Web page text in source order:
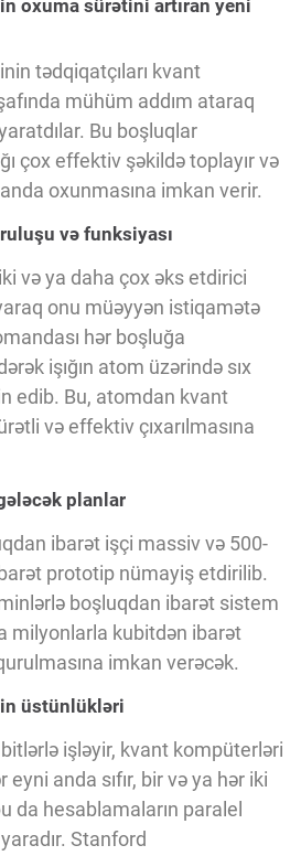
oxuma sürətini artıran yeni
tədqiqatçıları kvant
mühüm addım ataraq
Bu boşluqlar
çox effektiv şəkildə toplayır və
oxunmasına imkan verir.
və funksiyası
və ya daha çox əks etdirici
onu müəyyən istiqamətə
hər boşluğa
işığın atom üzərində sıx
edib. Bu, atomdan kvant
və effektiv çıxarılmasına
planlar
ibarət işçi massiv və 500-
prototip nümayiş etdirilib.
boşluqdan ibarət sistem
milyonlarla kubitdən ibarət
imkan verəcək.
üstünlükləri
işləyir, kvant kompüterləri
anda sıfır, bir və ya hər iki
da hesablamaların paralel
Stanford